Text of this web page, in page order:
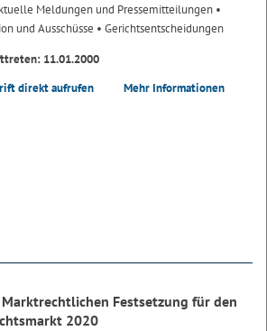
Meldungen und Pressemitteilungen •
und Ausschüsse • Gerichtsentscheidungen
11.01.2000
direkt aufrufen Mehr Informationen
Festsetzung für den
2020